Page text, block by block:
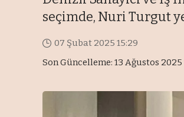
seçimde, Nuri Turgut
Son Güncelleme: 13 Ağustos 2025
07 Şubat 2025 15:29